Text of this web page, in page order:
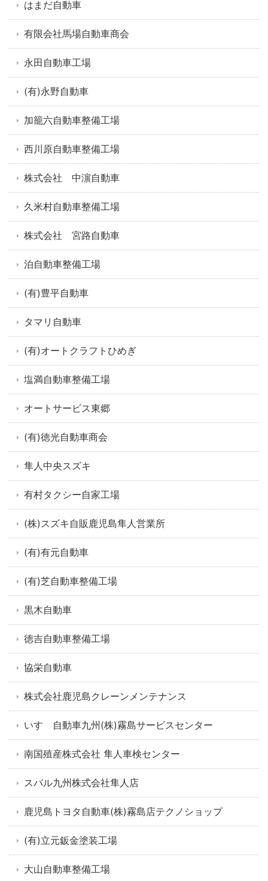
はまだ自動車
有限会社馬場自動車商会
永田自動車工場
(有)永野自動車
加籠六自動車整備工場
西川原自動車整備工場
株式会社 中濵自動車
久米村自動車整備工場
株式会社 宮路自動車
泊自動車整備工場
(有)豊平自動車
タマリ自動車
(有)オートクラフトひめぎ
塩満自動車整備工場
オートサービス東郷
(有)徳光自動車商会
隼人中央スズキ
有村タクシー自家工場
(株)スズキ自販鹿児島隼人営業所
(有)有元自動車
(有)芝自動車整備工場
黒木自動車
徳吉自動車整備工場
協栄自動車
株式会社鹿児島クレーンメンテナンス
いすゞ自動車九州(株)霧島サービスセンター
南国殖産株式会社 隼人車検センター
スバル九州株式会社隼人店
鹿児島トヨタ自動車(株)霧島店テクノショップ
(有)立元鈑金塗装工場
大山自動車整備工場